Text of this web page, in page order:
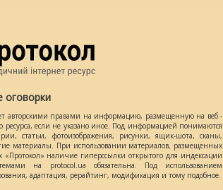
оговорки
авторскими правами на информацию, размещенную на веб -
ресурса, если не указано иное. Под информацией понимаются
статьи, фотоизображения, рисунки, ящик-шота, сканы,
материалы. При использовании материалов, размещенных
«Протокол» наличие гиперссылки открытого для индексации
на protocol.ua обязательна. Под использованием
адаптация, рерайтинг, модификация и тому подобное.